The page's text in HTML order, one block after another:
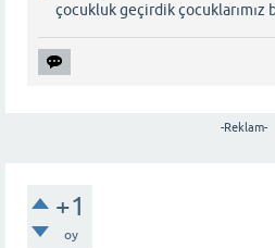
çocukluk geçirdik çocuklarımız
-Reklam-
+1
oy